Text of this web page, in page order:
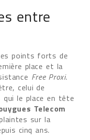
entre
points forts de
place et la
Free Proxi.
celui de
qui le place en tête
Telecom
sur la
cinq ans.